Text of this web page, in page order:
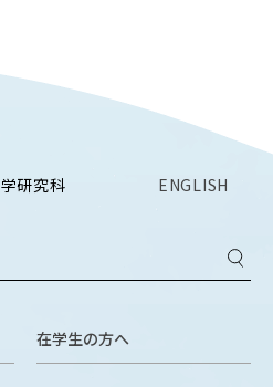
研究科 ENGLISH
在学生の方へ